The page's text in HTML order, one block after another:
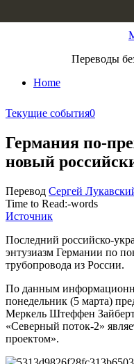
Переводы
Home
Текущие события0
Германия по-
новый
Перевод Сергей
Time to Read:-words
Источник
Последний российско-
энтузиазм Германии по
трубопровода из России.
По данным
понедельник (5 марта)
Меркель Штеффен Зайберт
«Северный поток-2»
проектом».